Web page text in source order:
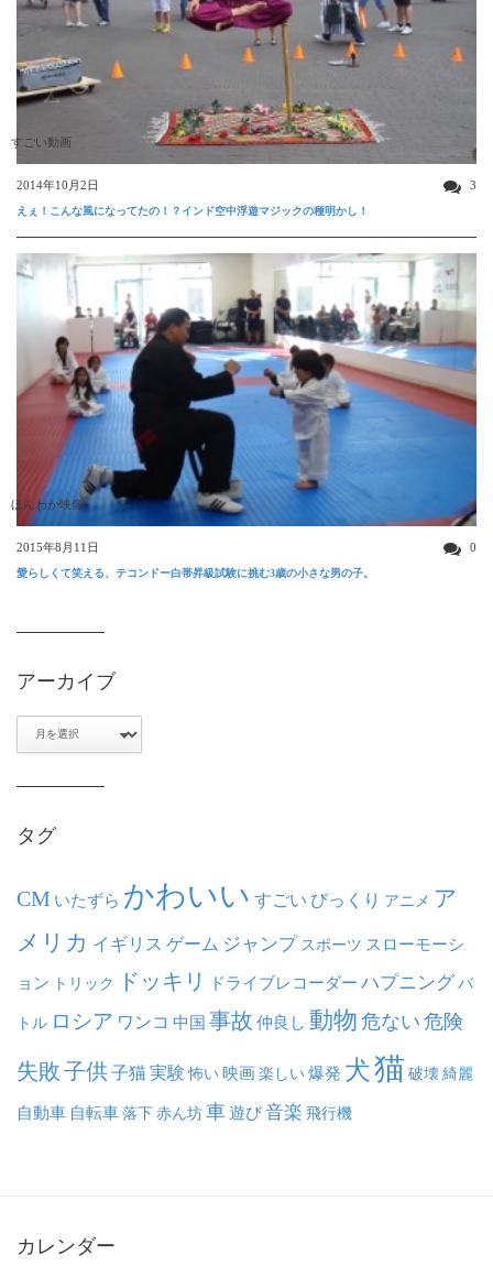
すごい動画
2014年10月2日 3
えぇ！こんな風になってたの！？インド空中浮遊マジックの種明かし！
ほんわか映像
2015年8月11日 0
愛らしくて笑える、テコンドー白帯昇級試験に挑む3歳の小さな男の子。
アーカイブ
タグ
CM いたずら かわいい すごい びっくり アニメ ア
メリカ イギリス ゲーム ジャンプ スポーツ スローモーシ
ョン トリック ドッキリ ドライブレコーダー ハプニング バ
トル ロシア ワンコ 中国 事故 仲良し 動物 危ない 危険
失敗子供子猫実験 怖い 映画楽しい爆発 犬猫 破壊綺麗
自動車 自転車落下赤ん坊車遊び音楽 飛行機
カレンダー